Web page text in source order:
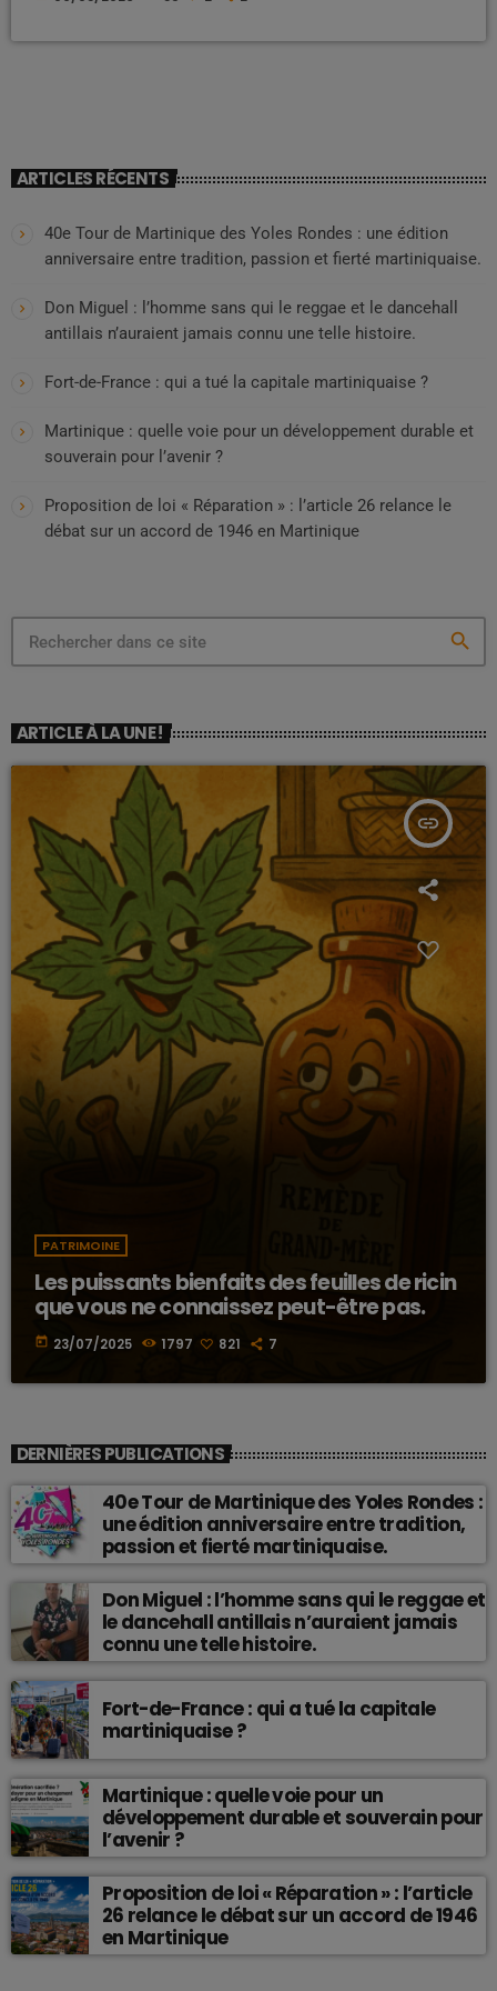
ARTICLES RÉCENTS
40e Tour de Martinique des Yoles Rondes : une édition
anniversaire entre tradition, passion et fierté martiniquaise.
Don Miguel : l’homme sans qui le reggae et le dancehall
antillais n’auraient jamais connu une telle histoire.
Fort-de-France : qui a tué la capitale martiniquaise ?
Martinique : quelle voie pour un développement durable et
souverain pour l’avenir ?
Proposition de loi « Réparation » : l’article 26 relance le
débat sur un accord de 1946 en Martinique
search
ARTICLE À LA UNE !
insert_link
PATRIMOINE
Les puissants bienfaits des feuilles de ricin
que vous ne connaissez peut-être pas.
today 23/07/2025 1797 821 7
DERNIÈRES PUBLICATIONS
40e Tour de Martinique des Yoles Rondes :
une édition anniversaire entre tradition,
passion et fierté martiniquaise.
Don Miguel : l’homme sans qui le reggae et
le dancehall antillais n’auraient jamais
connu une telle histoire.
Fort-de-France : qui a tué la capitale
martiniquaise ?
Martinique : quelle voie pour un
développement durable et souverain pour
l’avenir ?
Proposition de loi « Réparation » : l’article
26 relance le débat sur un accord de 1946
en Martinique